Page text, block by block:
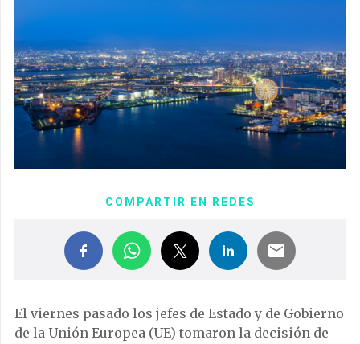
COMPARTIR EN REDES
El viernes pasado los jefes de Estado y de Gobierno
de la Unión Europea (UE) tomaron la decisión de